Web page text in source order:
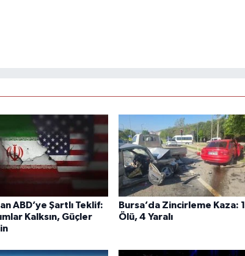
ABD’ye Şartlı Teklif:
Kalksın, Güçler
Bursa’da Zincirleme Kaza: 1
Ölü, 4 Yaralı